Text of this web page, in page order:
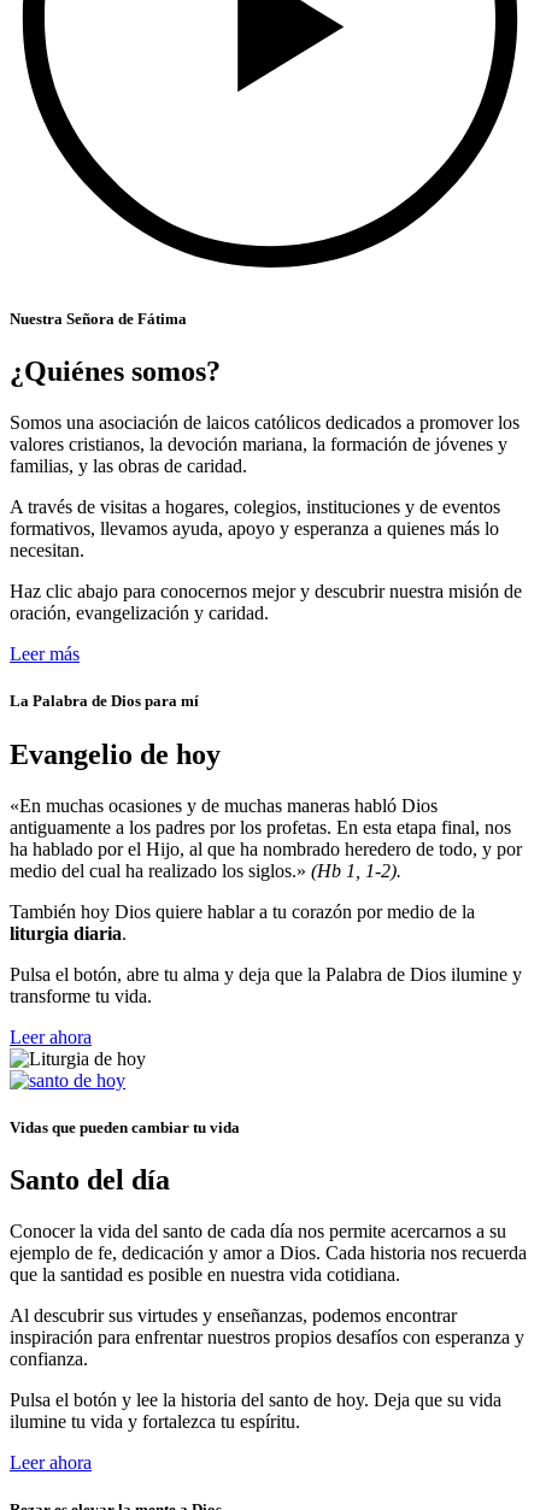
Nuestra Señora de Fátima
¿Quiénes somos?
Somos una asociación de laicos católicos dedicados a promover los
valores cristianos, la devoción mariana, la formación de jóvenes y
familias, y las obras de caridad.
A través de visitas a hogares, colegios, instituciones y de eventos
formativos, llevamos ayuda, apoyo y esperanza a quienes más lo
necesitan.
Haz clic abajo para conocernos mejor y descubrir nuestra misión de
oración, evangelización y caridad.
Leer más
La Palabra de Dios para mí
Evangelio de hoy
«En muchas ocasiones y de muchas maneras habló Dios
antiguamente a los padres por los profetas. En esta etapa final, nos
ha hablado por el Hijo, al que ha nombrado heredero de todo, y por
medio del cual ha realizado los siglos.» (Hb 1, 1-2).
También hoy Dios quiere hablar a tu corazón por medio de la
liturgia diaria.
Pulsa el botón, abre tu alma y deja que la Palabra de Dios ilumine y
transforme tu vida.
Leer ahora
Vidas que pueden cambiar tu vida
Santo del día
Conocer la vida del santo de cada día nos permite acercarnos a su
ejemplo de fe, dedicación y amor a Dios. Cada historia nos recuerda
que la santidad es posible en nuestra vida cotidiana.
Al descubrir sus virtudes y enseñanzas, podemos encontrar
inspiración para enfrentar nuestros propios desafíos con esperanza y
confianza.
Pulsa el botón y lee la historia del santo de hoy. Deja que su vida
ilumine tu vida y fortalezca tu espíritu.
Leer ahora